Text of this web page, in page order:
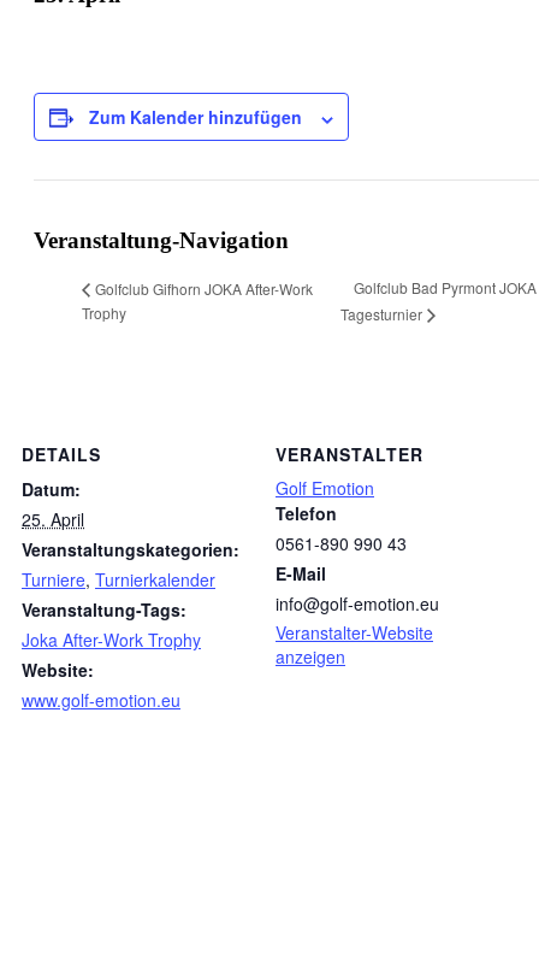
Zum Kalender hinzufügen
Veranstaltung-Navigation
Golfclub Gifhorn JOKA After-Work
Trophy
Golfclub Bad Pyrmont
Tagesturnier
DETAILS
Datum:
25. April
Veranstaltungskategorien:
Turniere, Turnierkalender
Veranstaltung-Tags:
Joka After-Work Trophy
Website:
www.golf-emotion.eu
VERANSTALTER
Golf Emotion
Telefon
0561-890 990 43
E-Mail
info@golf-emotion.eu
Veranstalter-Website
anzeigen